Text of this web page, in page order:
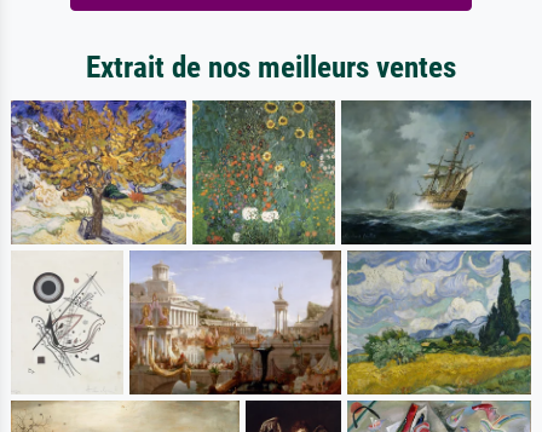
Extrait de nos meilleurs ventes